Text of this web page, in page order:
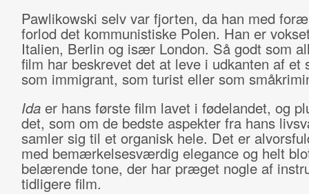
Pawlikowski selv var fjorten, da han med
forlod det kommunistiske Polen. Han er
Italien, Berlin og især London. Så godt som
film har beskrevet det at leve i udkanten af et
som immigrant, som turist eller som
Ida er hans første film lavet i fødelandet, og
det, som om de bedste aspekter fra hans
samler sig til et organisk hele. Det er
med bemærkelsesværdig elegance og helt
belærende tone, der har præget nogle af
tidligere film.